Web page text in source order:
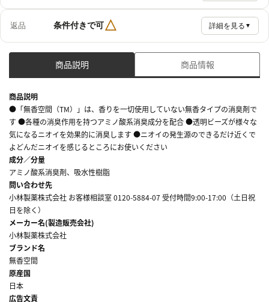
返品 条件付きで可△ 詳細を見る ▼
商品説明 商品情報
商品説明
●「無香空間（TM）」は、香りを一切使用していない無香タイプの消臭剤で
す ●各種の消臭作用を持つアミノ酸系消臭成分を配合 ●透明ビーズが様々な
気になるニオイを効果的に消臭します ●ニオイの発生源のできるだけ近くで
よどんだニオイを感じるところにお使いください
成分／分量
アミノ酸系消臭剤、吸水性樹脂
問い合わせ先
小林製薬株式会社 お客様相談室 0120-5884-07 受付時間9:00-17:00（土日祝
日を除く）
メーカー名(製造販売会社)
小林製薬株式会社
ブランド名
無香空間
原産国
日本
広告文責